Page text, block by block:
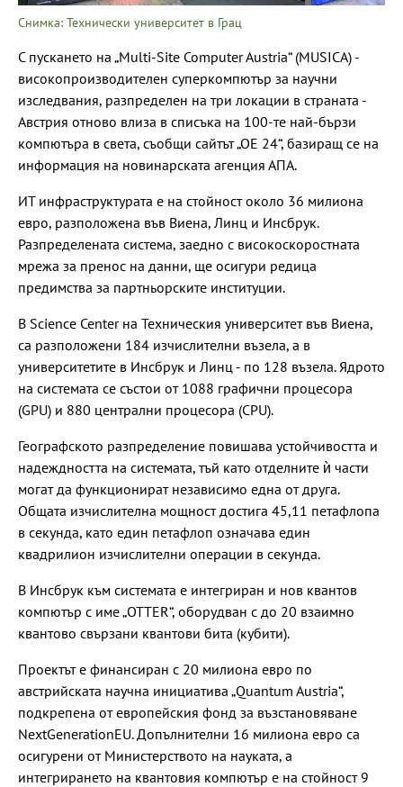
Снимка: Технически университет в Грац
С пускането на „Multi-Site Computer Austria“ (MUSICA) -
високопроизводителен суперкомпютър за научни
изследвания, разпределен на три локации в страната -
Австрия отново влиза в списъка на 100-те най-бързи
компютъра в света, съобщи сайтът „ОЕ 24“, базиращ се на
информация на новинарската агенция АПА.
ИТ инфраструктурата е на стойност около 36 милиона
евро, разположена във Виена, Линц и Инсбрук.
Разпределената система, заедно с високоскоростната
мрежа за пренос на данни, ще осигури редица
предимства за партньорските институции.
В Science Center на Техническия университет във Виена,
са разположени 184 изчислителни възела, а в
университетите в Инсбрук и Линц - по 128 възела. Ядрото
на системата се състои от 1088 графични процесора
(GPU) и 880 централни процесора (CPU).
Географското разпределение повишава устойчивостта и
надеждността на системата, тъй като отделните ѝ части
могат да функционират независимо една от друга.
Общата изчислителна мощност достига 45,11 петафлопа
в секунда, като един петафлоп означава един
квадрилион изчислителни операции в секунда.
В Инсбрук към системата е интегриран и нов квантов
компютър с име „OTTER“, оборудван с до 20 взаимно
квантово свързани квантови бита (кубити).
Проектът е финансиран с 20 милиона евро по
австрийската научна инициатива „Quantum Austria“,
подкрепена от европейския фонд за възстановяване
NextGenerationEU. Допълнителни 16 милиона евро са
осигурени от Министерството на науката, а
интегрирането на квантовия компютър е на стойност 9